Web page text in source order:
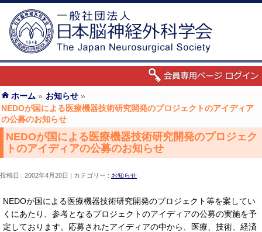
ホーム » お知らせ »
NEDOが国による医療機器技術研究開発のプロジェクトのアイディア
の公募のお知らせ
NEDOが国による医療機器技術研究開発のプロジェク
トのアイディアの公募のお知らせ
投稿日 : 2002年4月20日 カテゴリー : お知らせ
NEDOが国による医療機器技術研究開発のプロジェクト等を案してい
くにあたり、参考となるプロジェクトのアイディアの公募の実施を予
定しております。応募されたアイディアの中から、医療、技術、経済